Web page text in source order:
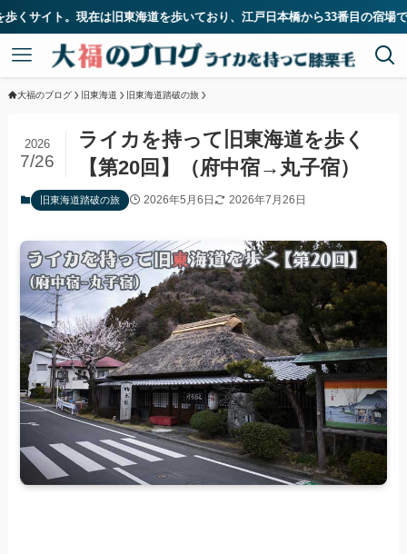
歩いており、江戸日本橋から33番目の宿場である二川宿に到着しまし
大福のブログ 旧東海道 旧東海道踏破の旅
ライカを持って旧東海道を歩く
【第20回】（府中宿→丸子宿）
2026
7/26
旧東海道踏破の旅 2026年5月6日 2026年7月26日